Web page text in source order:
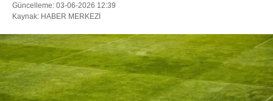
Güncelleme: 03-06-2026 12:39
Kaynak: HABER MERKEZİ